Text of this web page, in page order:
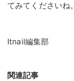
てみてくださいね。
Itnail編集部
関連記事